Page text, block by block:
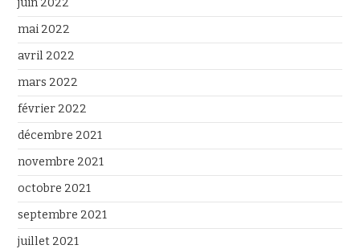
juin 2022
mai 2022
avril 2022
mars 2022
février 2022
décembre 2021
novembre 2021
octobre 2021
septembre 2021
juillet 2021